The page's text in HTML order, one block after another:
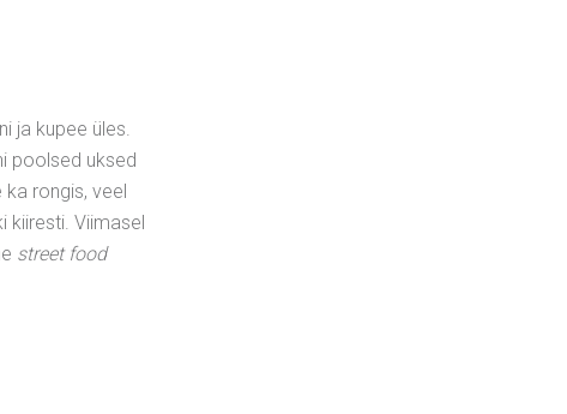
ja kupee üles.
poolsed uksed
rongis, veel
kiiresti. Viimasel
street food